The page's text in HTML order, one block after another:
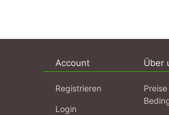
Account
Registrieren
Login
Über